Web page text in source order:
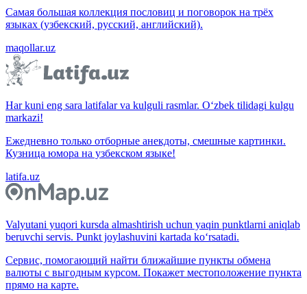
Самая большая коллекция пословиц и поговорок на трёх
языках (узбекский, русский, английский).
maqollar.uz
Har kuni eng sara latifalar va kulguli rasmlar. O‘zbek tilidagi kulgu
markazi!
Ежедневно только отборные анекдоты, смешные картинки.
Кузница юмора на узбекском языке!
latifa.uz
Valyutani yuqori kursda almashtirish uchun yaqin punktlarni aniqlab
beruvchi servis. Punkt joylashuvini kartada ko‘rsatadi.
Сервис, помогающий найти ближайшие пункты обмена
валюты с выгодным курсом. Покажет местоположение пункта
прямо на карте.